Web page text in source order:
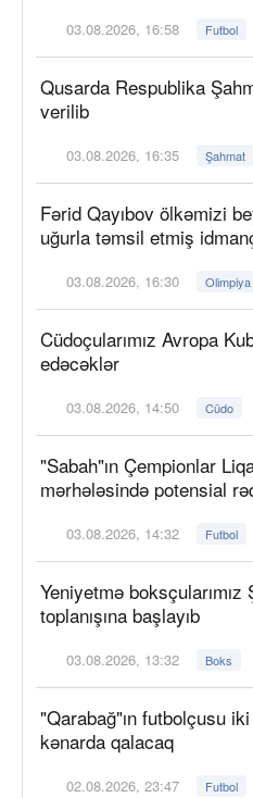
03.08.2026, 16:58 Futbol
Qusarda Respublika
verilib
03.08.2026, 16:35 Şahmat
Fərid Qayıbov ölkəmizi
uğurla təmsil etmiş
03.08.2026, 16:30 Olimpiya
Cüdoçularımız Avropa
edəcəklər
03.08.2026, 14:50 Cüdo
"Sabah"ın Çempionlar
mərhələsində potensial
03.08.2026, 14:32 Futbol
Yeniyetmə
toplanışına başlayıb
03.08.2026, 13:32 Boks
"Qarabağ"ın futbolçusu
kənarda qalacaq
02.08.2026, 23:47 Futbol